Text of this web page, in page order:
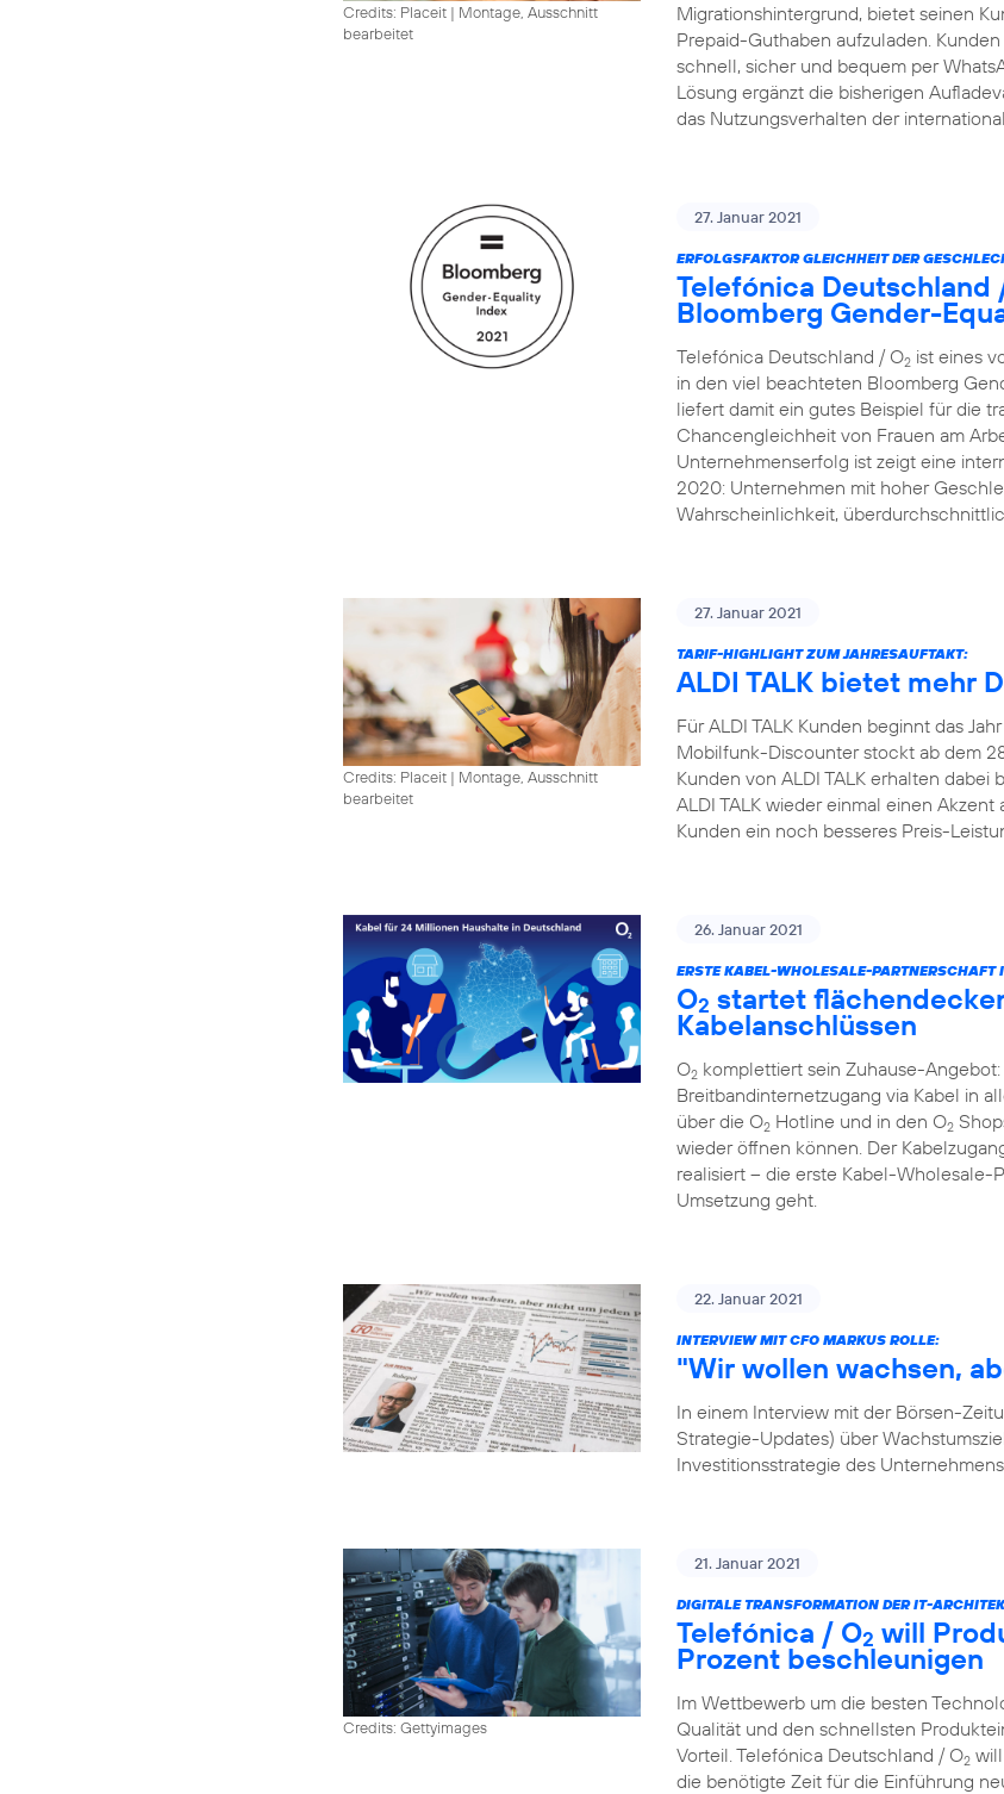
Credits: Placeit | Montage, Ausschnitt
bearbeitet
Migrationshintergrund, bietet seinen
Prepaid-Guthaben aufzuladen.
schnell, sicher und bequem per
Lösung ergänzt die bisherigen
das Nutzungsverhalten der
27. Januar 2021
ERFOLGSFAKTOR GLEICHHEIT DER
Telefónica Deutschland
Bloomberg Gender-
Telefónica Deutschland / O2 ist eines
in den viel beachteten Bloomberg
liefert damit ein gutes Beispiel für die
Chancengleichheit von Frauen am
Unternehmenserfolg ist zeigt eine
2020: Unternehmen mit hoher
Wahrscheinlichkeit,
Credits: Placeit | Montage, Ausschnitt
bearbeitet
27. Januar 2021
TARIF-HIGHLIGHT ZUM JAHRESAUFTAKT:
ALDI TALK bietet mehr
Für ALDI TALK Kunden beginnt das
Mobilfunk-Discounter stockt ab dem
Kunden von ALDI TALK erhalten dabei
ALDI TALK wieder einmal einen
Kunden ein noch besseres Preis-
26. Januar 2021
ERSTE KABEL-WHOLESALE-PARTNERSCHAFT
O2 startet
Kabelanschlüssen
O2 komplettiert sein Zuhause-
Breitbandinternetzugang via Kabel in
über die O2 Hotline und in den O2
wieder öffnen können. Der
realisiert – die erste Kabel-
Umsetzung geht.
22. Januar 2021
INTERVIEW MIT CFO MARKUS ROLLE:
"Wir wollen wachsen,
In einem Interview mit der Börsen-
Strategie-Updates) über
Investitionsstrategie des
Credits: Gettyimages
21. Januar 2021
DIGITALE TRANSFORMATION DER IT-
Telefónica / O2 will
Prozent beschleunigen
Im Wettbewerb um die besten
Qualität und den schnellsten
Vorteil. Telefónica Deutschland / O2
die benötigte Zeit für die Einführung